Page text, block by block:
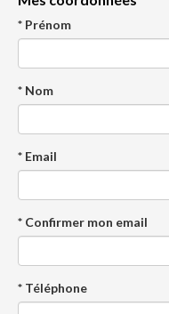
* Prénom
* Nom
* Email
* Confirmer mon email
* Téléphone